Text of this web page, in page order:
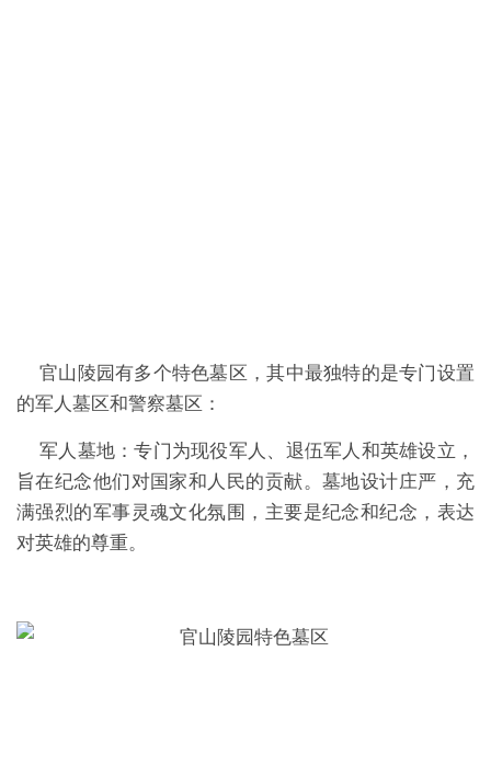
官山陵园有多个特色墓区，其中最独特的是专门设置
的军人墓区和警察墓区：
军人墓地：专门为现役军人、退伍军人和英雄设立，
旨在纪念他们对国家和人民的贡献。墓地设计庄严，充
满强烈的军事灵魂文化氛围，主要是纪念和纪念，表达
对英雄的尊重。